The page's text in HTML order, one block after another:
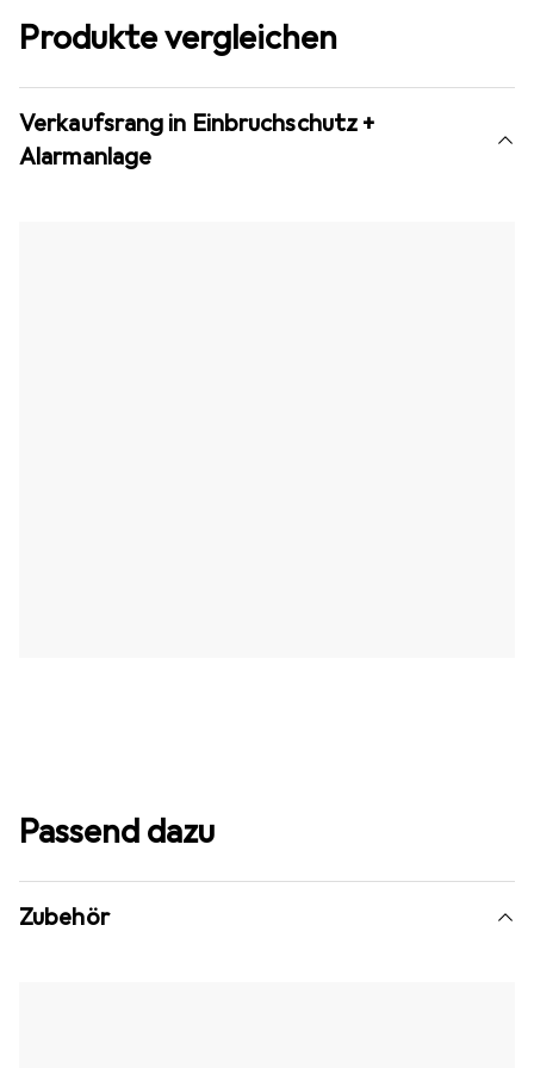
Produkte vergleichen
Verkaufsrang in Einbruchschutz +
Alarmanlage
Passend dazu
Zubehör